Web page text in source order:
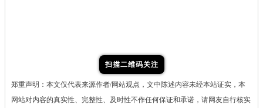
扫描二维码关注
郑重声明：本文仅代表来源作者/网站观点，文中陈述内容未经本站证实，本
网站对内容的真实性、完整性、及时性不作任何保证和承诺，请网友自行核实